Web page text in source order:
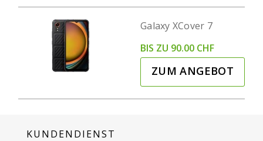
Galaxy XCover 7
BIS ZU 90.00 CHF
ZUM ANGEBOT
KUNDENDIENST